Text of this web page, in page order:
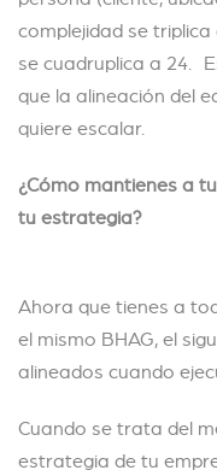
complejidad se
se cuadruplica a 24.
que la alineación del
quiere escalar.
¿Cómo mantienes a
tu estrategia?
Ahora que tienes a
el mismo BHAG, el
alineados cuando
Cuando se trata del
estrategia de tu